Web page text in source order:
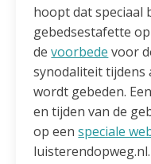
hoopt dat speciaal
gebedsestafette
devoorbede voor
synodaliteit tijdens
wordt gebeden.
en tijden van de
op eenspeciale
luisterendopweg.nl.